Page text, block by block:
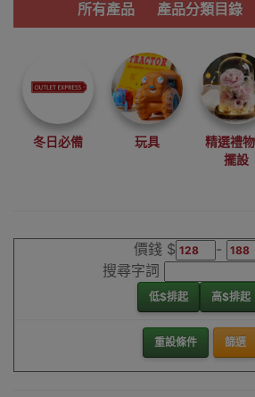
我們每月會固定
尋找最更新、最
潮、有特色而且
優惠的優質產
品，從用家的角
度為你帶來你的
最好選擇。
所有產品 產品分類目錄
冬日必備 玩具
精選禮
擺設
價錢 $
-
搜尋字詞
低$排起 高$排起
重設條件 篩選